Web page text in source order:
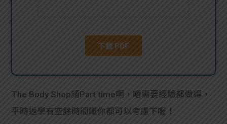
網上
私人
貸款
校園
Gui
理財
The Body Shop請Part time啊，唔需要經驗都做得，
平時返學有空餘時間嘅你都可以考慮下喔！